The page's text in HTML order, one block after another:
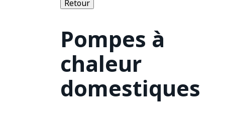
Retour
Pompes à
chaleur
domestiques